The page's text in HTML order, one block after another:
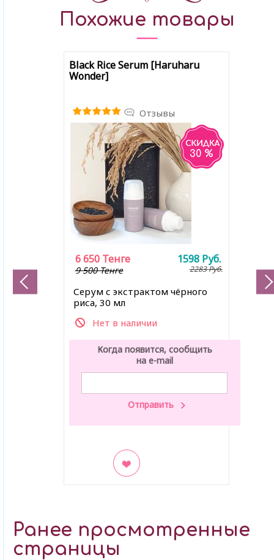
Похожие товары
Black Rice Serum [Haruharu
Wonder]
Отзывы
30 %
Серум с экстрактом чёрного
риса, 30 мл
Нет в наличии
6 650 Тенге 1598 Руб.
9 500 Тенге 2283Руб.
Когда появится, сообщить
на e-mail
Ранее просмотренные
страницы